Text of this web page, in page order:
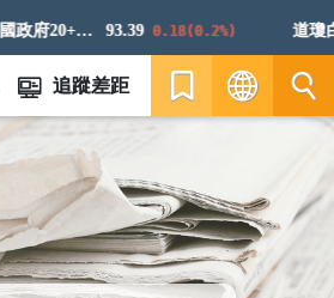
ICE美國政府20+年期債券指數 93.39 0.18(0.2%) 道瓊白銀
追蹤差距
EN